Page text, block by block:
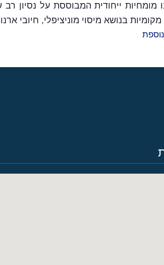
מומחיות ייחודית המבוססת על נסיון רב
מקומיות בנושא מיסוי מוניציפלי, חיובי